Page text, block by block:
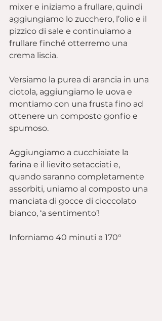
mixer e iniziamo a frullare, quindi
aggiungiamo lo zucchero, l’olio e il
pizzico di sale e continuiamo a
frullare finché otterremo una
crema liscia.
Versiamo la purea di arancia in una
ciotola, aggiungiamo le uova e
montiamo con una frusta fino ad
ottenere un composto gonfio e
spumoso.
Aggiungiamo a cucchiaiate la
farina e il lievito setacciati e,
quando saranno completamente
assorbiti, uniamo al composto una
manciata di gocce di cioccolato
bianco, ‘a sentimento’!
Inforniamo 40 minuti a 170°